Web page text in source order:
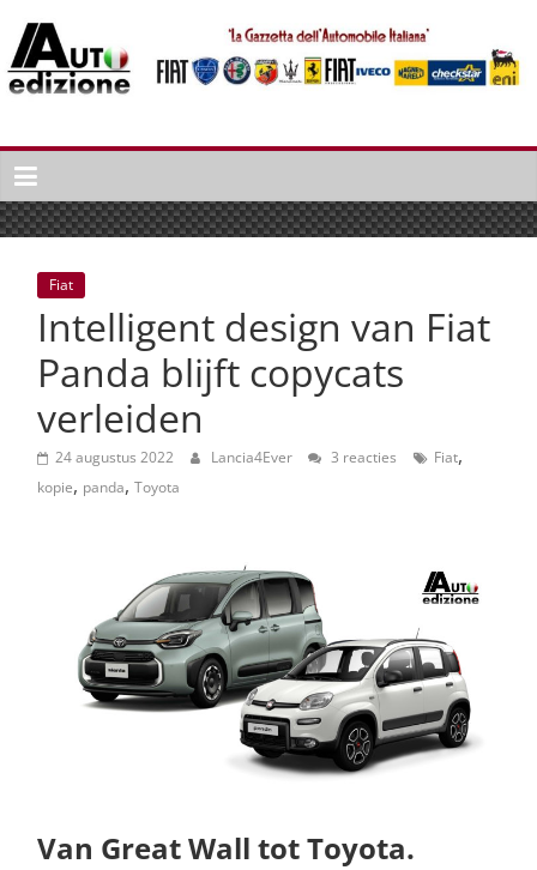
naar
inhoud
Auto
Edizione
La
Gazetta
dell'Automobile
Italiana
Italiaans
autonieuws
lifestyle
Fiat
Intelligent design van Fiat
Panda blijft copycats
verleiden
24 augustus 2022 Lancia4Ever 3 reacties Fiat,
kopie, panda, Toyota
Van Great Wall tot Toyota.